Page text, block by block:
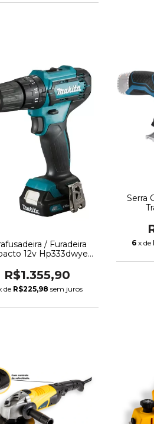
/ Furadeira
12v Hp333dwye
R$1.355,90
de R$225,98 sem juros
Serra
6 x de